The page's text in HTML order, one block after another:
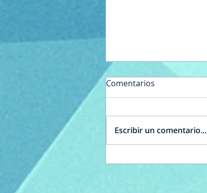
Comentarios
Escribir un comentario...